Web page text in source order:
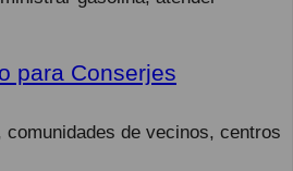
para Conserjes
de vecinos, centros